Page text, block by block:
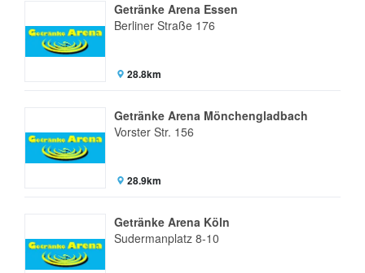
Getränke Arena Essen
Berliner Straße 176
28.8km
Getränke Arena Mönchengladbach
Vorster Str. 156
28.9km
Getränke Arena Köln
Sudermanplatz 8-10